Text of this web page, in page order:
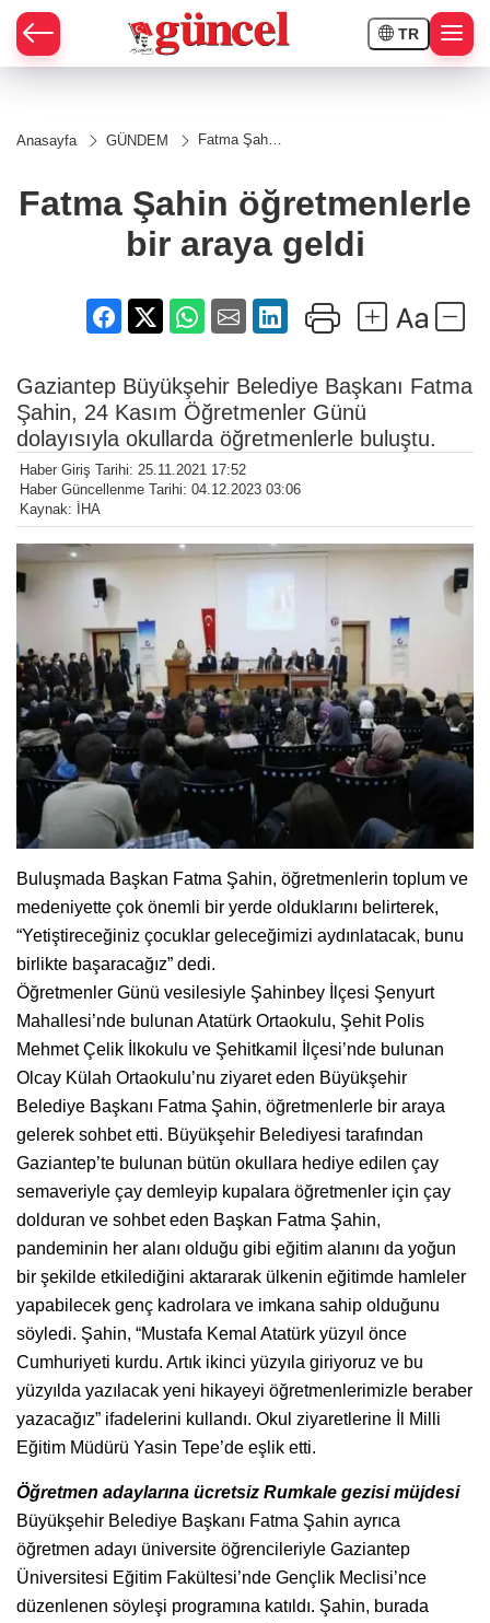
TR
Anasayfa GÜNDEM
Fatma Şahin
geldi
Fatma Şahin öğretmenlerle
bir araya geldi
Gaziantep Büyükşehir Belediye Başkanı Fatma
Şahin, 24 Kasım Öğretmenler Günü
dolayısıyla okullarda öğretmenlerle buluştu.
Haber Giriş Tarihi: 25.11.2021 17:52
Haber Güncellenme Tarihi: 04.12.2023 03:06
Kaynak: İHA
Buluşmada Başkan Fatma Şahin, öğretmenlerin toplum ve
medeniyette çok önemli bir yerde olduklarını belirterek,
“Yetiştireceğiniz çocuklar geleceğimizi aydınlatacak, bunu
birlikte başaracağız” dedi.
Öğretmenler Günü vesilesiyle Şahinbey İlçesi Şenyurt
Mahallesi’nde bulunan Atatürk Ortaokulu, Şehit Polis
Mehmet Çelik İlkokulu ve Şehitkamil İlçesi’nde bulunan
Olcay Külah Ortaokulu’nu ziyaret eden Büyükşehir
Belediye Başkanı Fatma Şahin, öğretmenlerle bir araya
gelerek sohbet etti. Büyükşehir Belediyesi tarafından
Gaziantep’te bulunan bütün okullara hediye edilen çay
semaveriyle çay demleyip kupalara öğretmenler için çay
dolduran ve sohbet eden Başkan Fatma Şahin,
pandeminin her alanı olduğu gibi eğitim alanını da yoğun
bir şekilde etkilediğini aktararak ülkenin eğitimde hamleler
yapabilecek genç kadrolara ve imkana sahip olduğunu
söyledi. Şahin, “Mustafa Kemal Atatürk yüzyıl önce
Cumhuriyeti kurdu. Artık ikinci yüzyıla giriyoruz ve bu
yüzyılda yazılacak yeni hikayeyi öğretmenlerimizle beraber
yazacağız” ifadelerini kullandı. Okul ziyaretlerine İl Milli
Eğitim Müdürü Yasin Tepe’de eşlik etti.
Öğretmen adaylarına ücretsiz Rumkale gezisi müjdesi
Büyükşehir Belediye Başkanı Fatma Şahin ayrıca
öğretmen adayı üniversite öğrencileriyle Gaziantep
Üniversitesi Eğitim Fakültesi’nde Gençlik Meclisi’nce
düzenlenen söyleşi programına katıldı. Şahin, burada